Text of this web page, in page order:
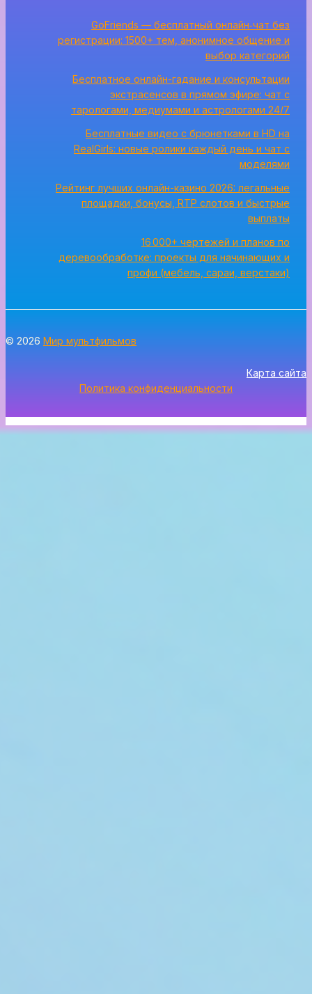
GoFriends — бесплатный онлайн‑чат без
регистрации: 1500+ тем, анонимное общение и
выбор категорий
Бесплатное онлайн-гадание и консультации
экстрасенсов в прямом эфире: чат с
тарологами, медиумами и астрологами 24/7
Бесплатные видео с брюнетками в HD на
RealGirls: новые ролики каждый день и чат с
моделями
Рейтинг лучших онлайн-казино 2026: легальные
площадки, бонусы, RTP слотов и быстрые
выплаты
16 000+ чертежей и планов по
деревообработке: проекты для начинающих и
профи (мебель, сараи, верстаки)
© 2026 Мир мультфильмов
Карта сайта
Политика конфиденциальности